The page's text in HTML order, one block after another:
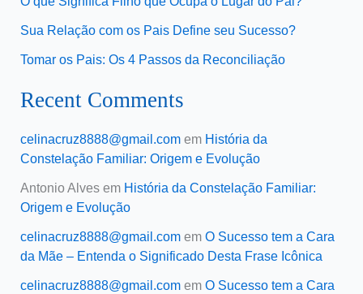
Sua Relação com os Pais Define seu Sucesso?
Tomar os Pais: Os 4 Passos da Reconciliação
Recent Comments
celinacruz8888@gmail.comem História da
Constelação Familiar: Origem e Evolução
Antonio Alvesem História da Constelação Familiar:
Origem e Evolução
celinacruz8888@gmail.comem O Sucesso tem a Cara
da Mãe – Entenda o Significado Desta Frase Icônica
celinacruz8888@gmail.comem O Sucesso tem a Cara